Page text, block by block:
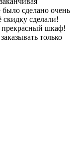
сделано очень
сделали!
прекрасный шкаф!
только